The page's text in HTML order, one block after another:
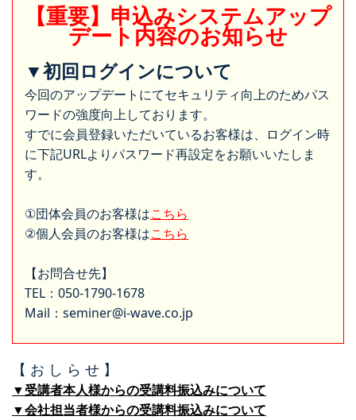
【重要】申込みシステムアップ
デート内容のお知らせ
▼初回ログインについて
今回のアップデートにてセキュリティ向上のためパス
ワードの強度向上しております。
すでに会員登録いただいているお客様は、ログイン時
に下記URLよりパスワード再設定をお願いいたしま
す。
①団体会員のお客様はこちら
②個人会員のお客様はこちら
【お問合せ先】
TEL：050-1790-1678
Mail：seminer@i-wave.co.jp
【 お し ら せ 】
▼受講者本人様からの受講料振込みについて
▼会社担当者様からの受講料振込みについて